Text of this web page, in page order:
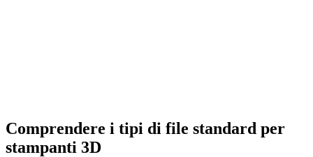
Comprendere i tipi di file standard per
stampanti 3D